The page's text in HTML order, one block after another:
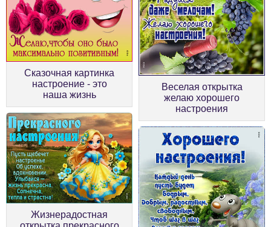
Сказочная картинка
настроение - это
наша жизнь
Веселая открытка
желаю хорошего
настроения
Жизнерадостная